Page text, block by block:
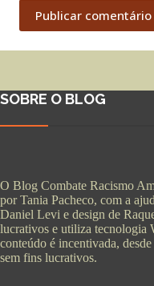
Publicar comentário
SOBRE O BLOG
O Blog Combate Racismo
por Tania Pacheco, com a
Daniel Levi e design de
lucrativos e utiliza tecnologia
conteúdo é incentivada,
sem fins lucrativos.